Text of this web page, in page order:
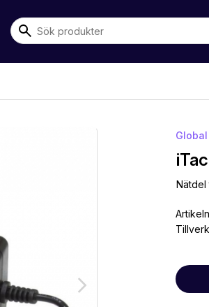
arrow_forward_ios
Nätdel